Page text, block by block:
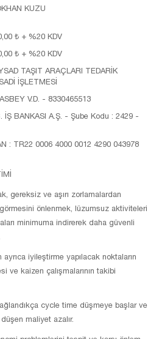
KUZU
₺ + %20 KDV
₺ + %20 KDV
TAŞIT ARAÇLARI TEDARİK
İŞLETMESİ
V.D. - 8330465513
İŞ BANKASI A.Ş. - Şube Kodu : 2429 -
: TR22 0006 4000 0012 4290 043978
gereksiz ve aşırı zorlamalardan
önlenmek, lüzumsuz aktiviteleri
minimuma indirerek daha güvenli
ayrıca iyileştirme yapılacak noktaların
ve kaizen çalışmalarının takibi
cycle time düşmeye başlar ve
maliyet azalır.